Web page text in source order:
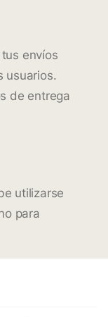
envíos
usuarios.
de entrega
utilizarse
para